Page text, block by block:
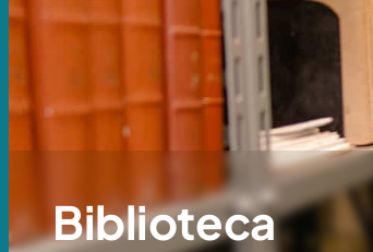
Biblioteca